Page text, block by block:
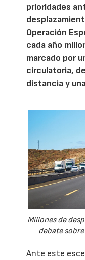
prioridades
Operación
cada año
marcado por
circulatoria,
distancia y
Millones de
debate
Ante este